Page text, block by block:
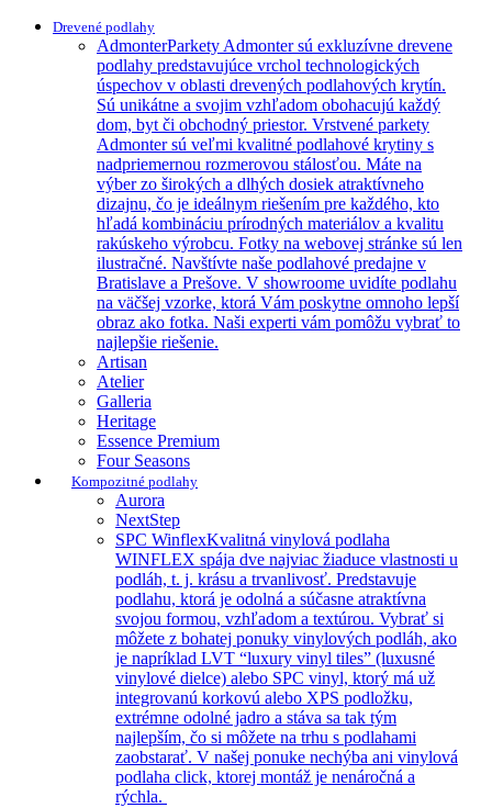
Drevené podlahy
AdmonterParkety Admonter sú exkluzívne drevene
podlahy predstavujúce vrchol technologických
úspechov v oblasti drevených podlahových krytín.
Sú unikátne a svojim vzhľadom obohacujú každý
dom, byt či obchodný priestor. Vrstvené parkety
Admonter sú veľmi kvalitné podlahové krytiny s
nadpriemernou rozmerovou stálosťou. Máte na
výber zo širokých a dlhých dosiek atraktívneho
dizajnu, čo je ideálnym riešením pre každého, kto
hľadá kombináciu prírodných materiálov a kvalitu
rakúskeho výrobcu. Fotky na webovej stránke sú len
ilustračné. Navštívte naše podlahové predajne v
Bratislave a Prešove. V showroome uvidíte podlahu
na väčšej vzorke, ktorá Vám poskytne omnoho lepší
obraz ako fotka. Naši experti vám pomôžu vybrať to
najlepšie riešenie.
Artisan
Atelier
Galleria
Heritage
Essence Premium
Four Seasons
Kompozitné podlahy
Aurora
NextStep
SPC WinflexKvalitná vinylová podlaha
WINFLEX spája dve najviac žiaduce vlastnosti u
podláh, t. j. krásu a trvanlivosť. Predstavuje
podlahu, ktorá je odolná a súčasne atraktívna
svojou formou, vzhľadom a textúrou. Vybrať si
môžete z bohatej ponuky vinylových podláh, ako
je napríklad LVT “luxury vinyl tiles” (luxusné
vinylové dielce) alebo SPC vinyl, ktorý má už
integrovanú korkovú alebo XPS podložku,
extrémne odolné jadro a stáva sa tak tým
najlepším, čo si môžete na trhu s podlahami
zaobstarať. V našej ponuke nechýba ani vinylová
podlaha click, ktorej montáž je nenáročná a
rýchla.